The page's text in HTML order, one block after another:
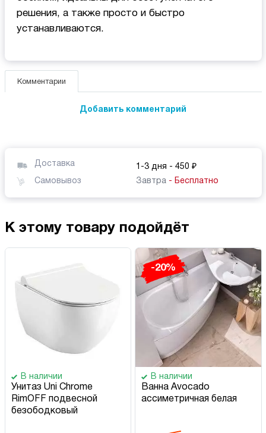
решения, а также просто и быстро
устанавливаются.
Комментарии
Добавить комментарий
Доставка 1-3 дня - 450 ₽
Самовывоз
Завтра - Бесплатно
К этому товару подойдёт
В наличии
Унитаз Uni Chrome
RimOFF подвесной
безободковый
-20%
В наличии
Ванна Avocado
ассиметричная белая